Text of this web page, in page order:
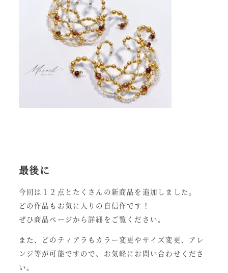
最後に
今回は１２点とたくさんの新商品を追加しました。
どの作品もお気に入りの自信作です！
ぜひ商品ページから詳細をご覧ください。
また、どのティアラもカラー変更やサイズ変更、アレ
ンジ等が可能ですので、お気軽にお問い合わせくださ
い。